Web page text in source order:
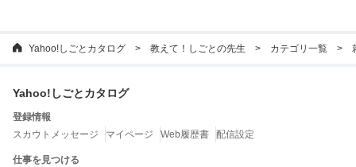
Yahoo!しごとカタログ 教えて！しごとの先生 カテゴリ一覧
Yahoo!しごとカタログ
登録情報
スカウトメッセージ
マイページ Web履歴書 配信設定
仕事を見つける